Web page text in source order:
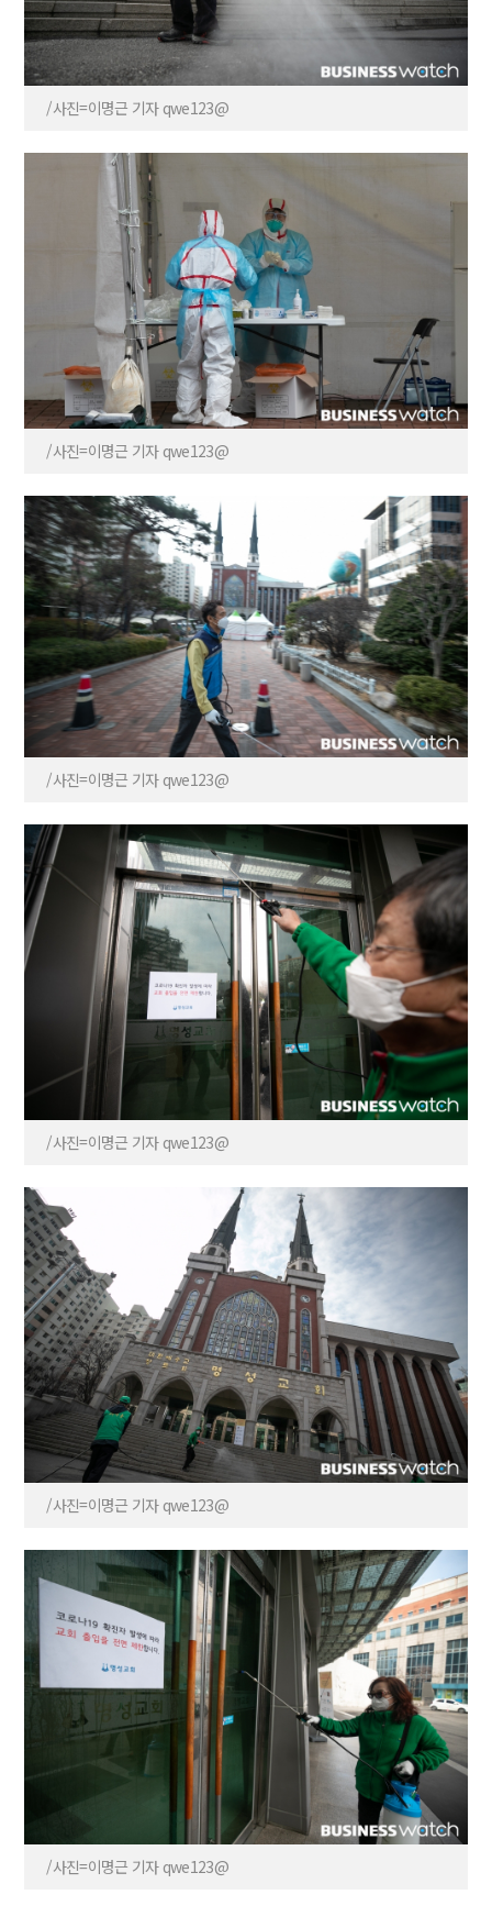
/사진=이명근 기자 qwe123@
/사진=이명근 기자 qwe123@
/사진=이명근 기자 qwe123@
/사진=이명근 기자 qwe123@
/사진=이명근 기자 qwe123@
/사진=이명근 기자 qwe123@